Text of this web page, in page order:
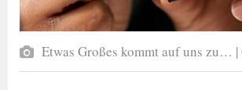
Etwas Großes kommt auf uns zu…